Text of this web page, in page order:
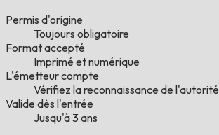
Permis d'origine
Toujours obligatoire
Format accepté
Imprimé et numérique
L'émetteur compte
Vérifiez la reconnaissance de l'autorité
Valide dès l'entrée
Jusqu'à 3 ans